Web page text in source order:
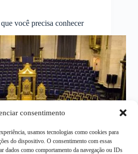
consentimento
usamos tecnologias como cookies para
do dispositivo. O consentimento com essas
dados como comportamento da navegação ou IDs
você precisa conhecer